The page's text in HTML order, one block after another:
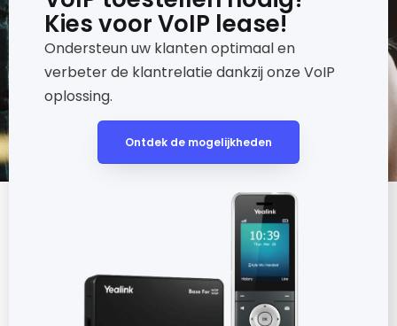
Kies voor VoIP lease!
Ondersteun uw klanten optimaal en
verbeter de klantrelatie dankzij onze VoIP
oplossing.
Ontdek de mogelijkheden